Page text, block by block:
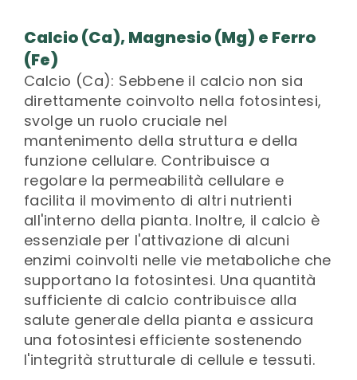
Calcio (Ca), Magnesio (Mg) e Ferro
(Fe)
Calcio (Ca): Sebbene il calcio non sia
direttamente coinvolto nella fotosintesi,
svolge un ruolo cruciale nel
mantenimento della struttura e della
funzione cellulare. Contribuisce a
regolare la permeabilità cellulare e
facilita il movimento di altri nutrienti
all'interno della pianta. Inoltre, il calcio è
essenziale per l'attivazione di alcuni
enzimi coinvolti nelle vie metaboliche che
supportano la fotosintesi. Una quantità
sufficiente di calcio contribuisce alla
salute generale della pianta e assicura
una fotosintesi efficiente sostenendo
l'integrità strutturale di cellule e tessuti.